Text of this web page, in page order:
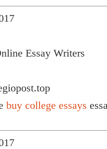
Essay Writers
buy college essays